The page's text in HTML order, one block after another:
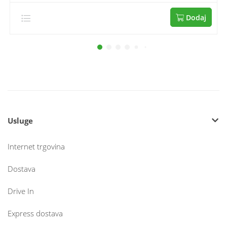
Dodaj
Usluge
Internet trgovina
Dostava
Drive In
Express dostava